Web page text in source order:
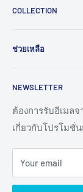
สินค้าและบริการ
และอุตสาหกรรม
COLLECTION
HMI
Connectivity
Remote I/O
Sensor
IoT Controller
Video Wall
Digital Signage
ช่วยเหลือ
ขอราคางานโครงก
การสั่งซื้อสินค้า
การชำระเงิน
การจัดส่งสินค้า
การขอใบเสนอราค
การรับประกันสิน
NEWSLETTER
ต้องการรับอีเมลจ
เกี่ยวกับโปรโมชั่
Your email